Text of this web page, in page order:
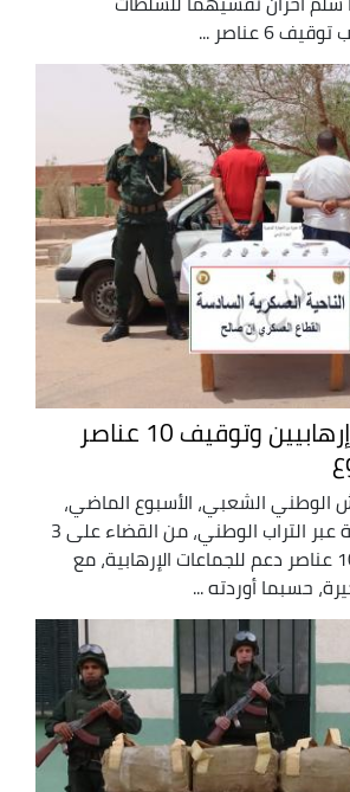
عناصر ...
القضاء على 3 إرهابيين وتوقيف 10 عناصر
الشعبي، الأسبوع الماضي،
في عمليات متفرقة عبر التراب الوطني، من القضاء على 3
وتوقيف 10 عناصر دعم للجماعات الإرهابية، مع
حسبما أوردته ...